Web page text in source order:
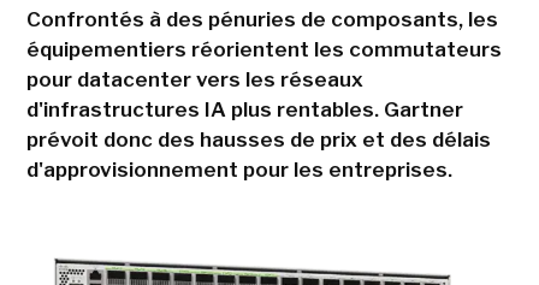
Confrontés à des pénuries de composants, les
équipementiers réorientent les commutateurs
pour datacenter vers les réseaux
d'infrastructures IA plus rentables. Gartner
prévoit donc des hausses de prix et des délais
d'approvisionnement pour les entreprises.